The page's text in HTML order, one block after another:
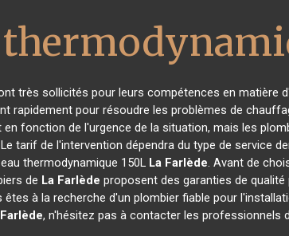
très sollicités pour leurs compétences en matière
rapidement pour résoudre les problèmes de
fonction de l'urgence de la situation, mais les
tarif de l'intervention dépendra du type de service
thermodynamique 150L La Farlède. Avant de
de La Farlède proposent des garanties de
êtes à la recherche d'un plombier fiable pour
Farlède, n'hésitez pas à contacter les professionnels